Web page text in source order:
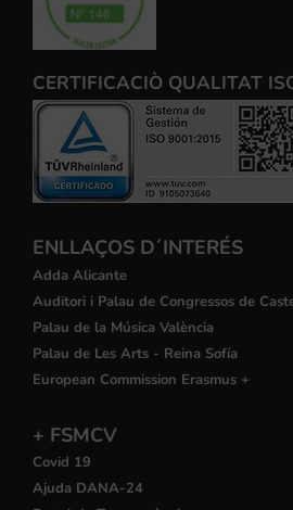
CERTIFICACIÒ QUALITAT
ENLLAÇOS D´INTERÉS
Adda Alicante
Auditori i Palau de Congressos de
Palau de la Música València
Palau de Les Arts - Reina Sofía
European Commission Erasmus +
+ FSMCV
Covid 19
Ajuda DANA-24